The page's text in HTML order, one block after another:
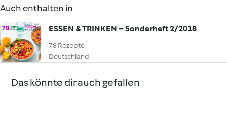
Auch enthalten in
ESSEN & TRINKEN – Sonderheft 2/2018
78 Rezepte
Deutschland
Das könnte dir auch gefallen